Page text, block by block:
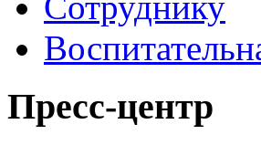
Пресс-центр